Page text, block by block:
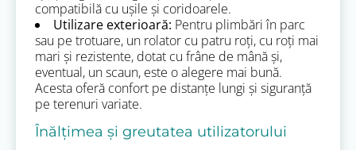
compatibilă cu ușile și coridoarele.
Utilizare exterioară: Pentru plimbări în parc
sau pe trotuare, un rolator cu patru roți, cu roți mai
mari și rezistente, dotat cu frâne de mână și,
eventual, un scaun, este o alegere mai bună.
Acesta oferă confort pe distanțe lungi și siguranță
pe terenuri variate.
Înălțimea și greutatea utilizatorului